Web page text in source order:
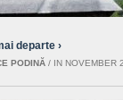
departe ›
PODINĂ / IN NOVEMBER